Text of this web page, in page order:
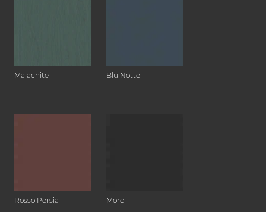
Malachite Blu Notte
Rosso Persia Moro